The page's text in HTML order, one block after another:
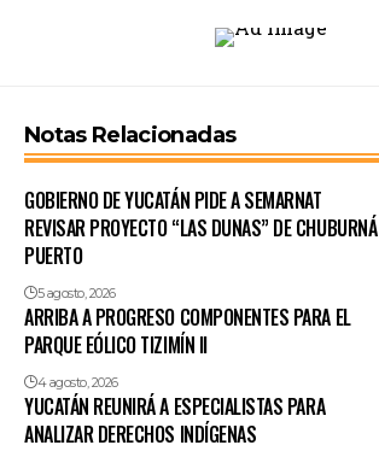
Notas Relacionadas
GOBIERNO DE YUCATÁN PIDE A SEMARNAT
REVISAR PROYECTO “LAS DUNAS” DE CHUBURNÁ
PUERTO
5 agosto, 2026
ARRIBA A PROGRESO COMPONENTES PARA EL
PARQUE EÓLICO TIZIMÍN II
4 agosto, 2026
YUCATÁN REUNIRÁ A ESPECIALISTAS PARA
ANALIZAR DERECHOS INDÍGENAS